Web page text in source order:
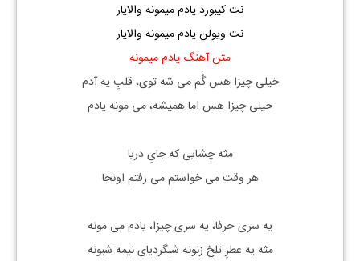
نت کیبورد یادم میمونه والایار
نت ویولن یادم میمونه والایار
متن آهنگ یادم میمونه
خیلی چیزا هس گُم می شه توی، قلبِ یه آدم
خیلی چیزا هس اما همیشه، می مونه یادم
مثه چشایی که جایِ دریا
هر وقت می خواستم می رفتم اونجا
یه سری حرفا، یه سری چیزا، یادم می مونه
مثه یه عطرِ تلخ زنونه شبگردیای نیمه شبونه